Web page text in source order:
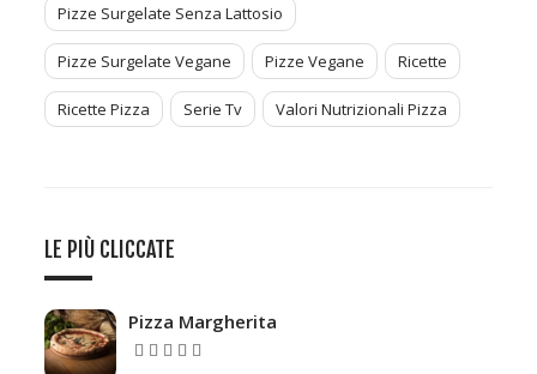
Pizze Surgelate Senza Lattosio
Pizze Surgelate Vegane Pizze Vegane Ricette
Ricette Pizza Serie Tv Valori Nutrizionali Pizza
LE PIÙ CLICCATE
Pizza Margherita